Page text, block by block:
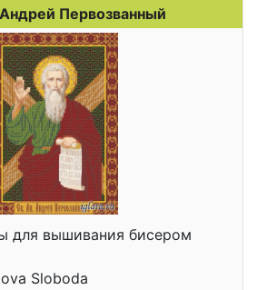
Первозванный
для вышивания бисером
Sloboda